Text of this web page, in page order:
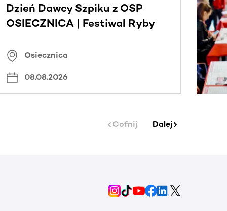
Dzień Dawcy Szpiku z OSP
OSIECZNICA | Festiwal Ryby
Osiecznica
08.08.2026
Cofnij Dalej